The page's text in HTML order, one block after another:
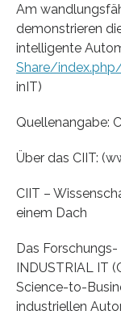
Am
demonstrieren
intelligente
Share/
inIT)
Quellenangabe:
Über das CIIT:
CIIT –
einem Dach
Das
INDUSTRIAL IT
Science-to-
industriellen